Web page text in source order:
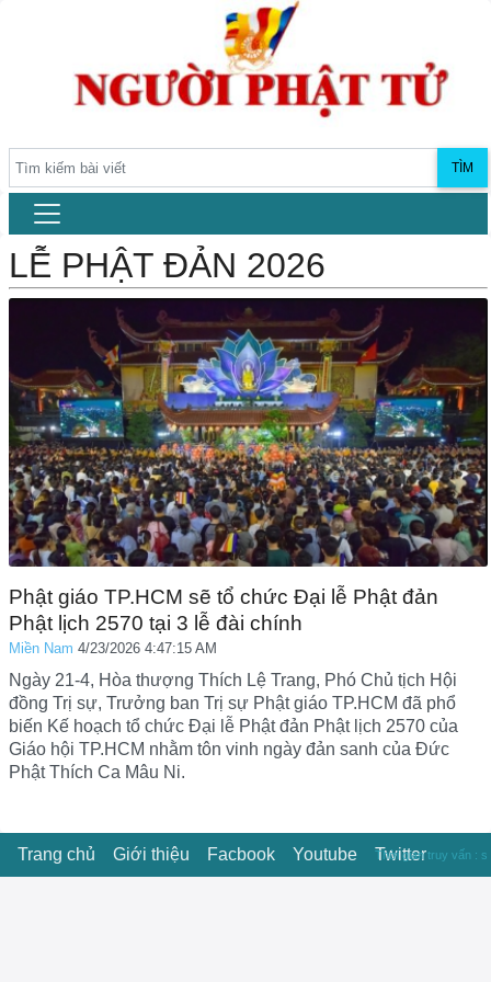
TÌM
LỄ PHẬT ĐẢN 2026
Phật giáo TP.HCM sẽ tổ chức Đại lễ Phật đản
Phật lịch 2570 tại 3 lễ đài chính
Miền Nam 4/23/2026 4:47:15 AM
Ngày 21-4, Hòa thượng Thích Lệ Trang, Phó Chủ tịch Hội
đồng Trị sự, Trưởng ban Trị sự Phật giáo TP.HCM đã phổ
biến Kế hoạch tổ chức Đại lễ Phật đản Phật lịch 2570 của
Giáo hội TP.HCM nhằm tôn vinh ngày đản sanh của Đức
Phật Thích Ca Mâu Ni.
Trang chủ Giới thiệu Facbook Youtube Twitter
Thời gian truy vấn : s